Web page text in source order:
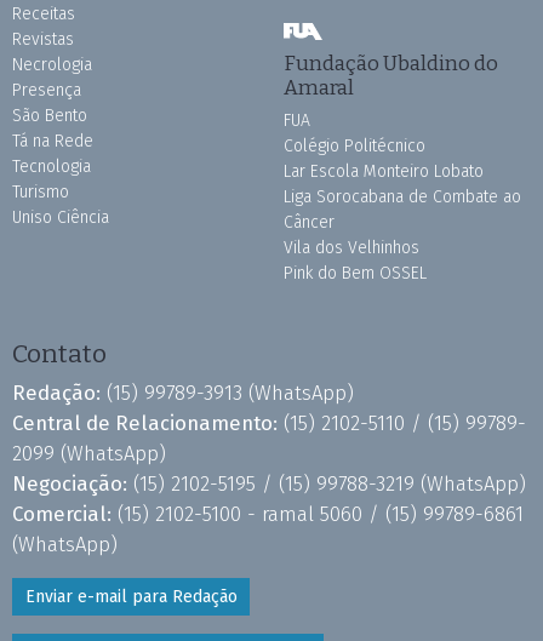
Receitas
Revistas
Necrologia
Presença
São Bento
Tá na Rede
Tecnologia
Turismo
Uniso Ciência
Fundação Ubaldino do
Amaral
FUA
Colégio Politécnico
Lar Escola Monteiro Lobato
Liga Sorocabana de Combate ao
Câncer
Vila dos Velhinhos
Pink do Bem OSSEL
Contato
Redação: (15) 99789-3913 (WhatsApp)
Central de Relacionamento: (15) 2102-5110 / (15) 99789-
2099 (WhatsApp)
Negociação: (15) 2102-5195 / (15) 99788-3219 (WhatsApp)
Comercial: (15) 2102-5100 - ramal 5060 / (15) 99789-6861
(WhatsApp)
Enviar e-mail para Redação